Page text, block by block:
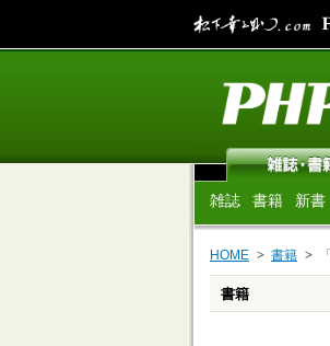
雑誌 書籍 新書
HOME 書籍
書籍